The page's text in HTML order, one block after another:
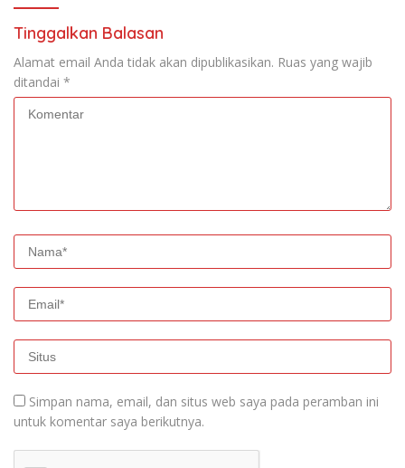
Tinggalkan Balasan
Alamat email Anda tidak akan dipublikasikan. Ruas yang wajib
ditandai *
Simpan nama, email, dan situs web saya pada peramban ini
untuk komentar saya berikutnya.